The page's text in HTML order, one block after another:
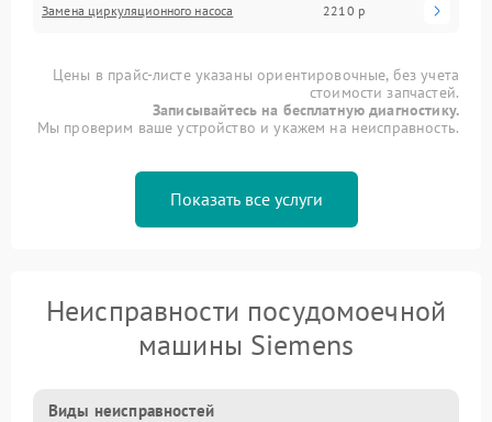
Замена циркуляционного насоса 2210 р
Цены в прайс-листе указаны ориентировочные, без учета
стоимости запчастей.
Записывайтесь на бесплатную диагностику.
Мы проверим ваше устройство и укажем на неисправность.
Показать все услуги
Неисправности посудомоечной
машины Siemens
Виды неисправностей